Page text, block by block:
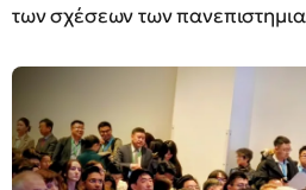
των σχέσεων των